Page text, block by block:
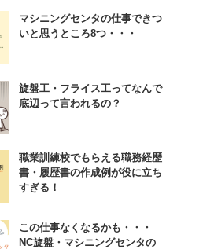
マシニングセンタの仕事できつ
いと思うところ8つ・・・
旋盤工・フライス工ってなんで
底辺って言われるの？
職業訓練校でもらえる職務経歴
書・履歴書の作成例が役に立ち
すぎる！
この仕事なくなるかも・・・
NC旋盤・マシニングセンタの